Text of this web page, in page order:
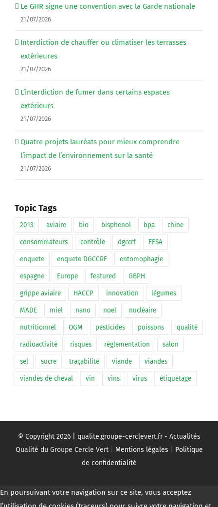
Le GHR signe une convention avec la Garde nationale
21/07/2026
Interdiction de chauffer ou climatiser les terrasses
extérieures
21/07/2026
L’interdiction de fumer dans certains espaces
extérieurs
21/07/2026
Quatre projets lauréats pour mieux comprendre
l’impact de l’environnement sur la santé
21/07/2026
Topic Tags
2013 aviaire bio bisphenol bpa chine
consommateurs contrôle dgccrf EFSA
enquete enquete DGCCRF entomophagie
espagne Europe featured GBPH
grippe aviaire HACCP innovation légumes
MADE miel nano noel nucléaire
nutritionnel OGM pesticides poissons qualité
radioactivité risques règlementation salon
sel sucre traçabilité viande viandes
viandes de cheval vin vins virus étiquetage
© Copyright 2026 | qualite.groupe-cerclevert.fr - Actualités
Qualité du Groupe Cercle Vert| Mentions légales
Politique
de confidentialité
En poursuivant votre navigation sur ce site, vous acceptez